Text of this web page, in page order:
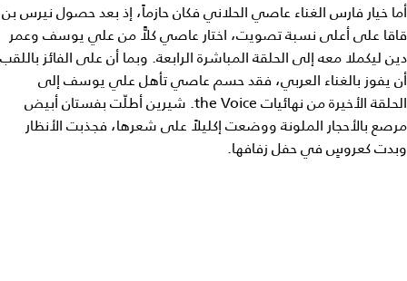
أما خيار فارس الغناء عاصي الحلاني فكان حازماً، إذ بعد حصول نيرس بن
قاقا على أعلى نسبة تصويت، اختار عاصي كلاًّ من علي يوسف وعمر
دين ليكملا معه إلى الحلقة المباشرة الرابعة. وبما أن على الفائز باللقب
أن يفوز بالغناء العربي، فقد حسم عاصي تأهل علي يوسف إلى
الحلقة الأخيرة من نهائيات the Voice. شيرين أطلّت بفستان أبيض
مرصع بالأحجار الملونة ووضعت إكليلاً على شعرها، فجذبت الأنظار
وبدت كعروسٍ في حفل زفافها.